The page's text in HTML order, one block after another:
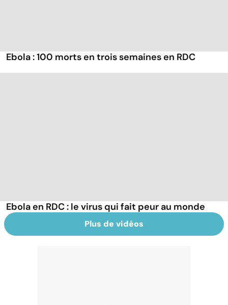
Ebola : 100 morts en trois semaines en RDC
Ebola en RDC : le virus qui fait peur au monde
Plus de vidéos